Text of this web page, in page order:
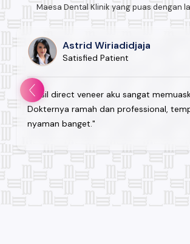
Maesa Dental Klinik yang puas dengan
Astrid Wiriadidjaja
Satisfied Patient
"Hasil direct veneer aku sangat
Dokternya ramah dan professional,
nyaman banget."